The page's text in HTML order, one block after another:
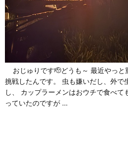
おじゅりです🫡どうも～ 最近やっと
挑戦したんです。 虫も嫌いだし、外で
し、 カップラーメンはおウチで食べて
っていたのですが …